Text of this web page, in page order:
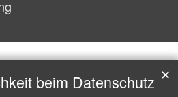
beim Datenschutz ✕